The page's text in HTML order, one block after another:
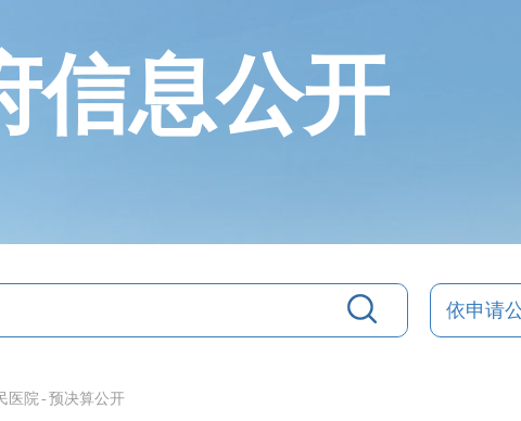
信息公开
依申请
医院- 预决算公开